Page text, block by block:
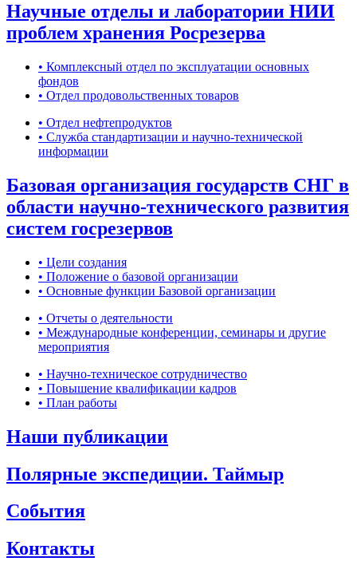
Научные отделы и лаборатории НИИ
проблем хранения Росрезерва
• Комплексный отдел по эксплуатации основных
фондов
• Отдел продовольственных товаров
• Отдел нефтепродуктов
• Служба стандартизации и научно-технической
информации
Базовая организация государств СНГ в
области научно-технического развития
систем госрезервов
• Цели создания
• Положение о базовой организации
• Основные функции Базовой организации
• Отчеты о деятельности
• Международные конференции, семинары и другие
мероприятия
• Научно-техническое сотрудничество
• Повышение квалификации кадров
• План работы
Наши публикации
Полярные экспедиции. Таймыр
События
Контакты